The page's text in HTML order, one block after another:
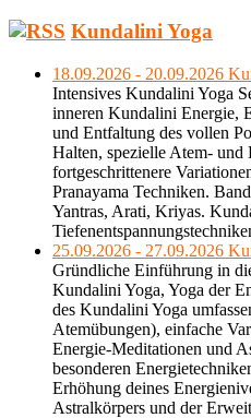
Kundalini Yoga
18.09.2026 - 20.09.2026
Intensives Kundalini Yoga
inneren Kundalini Energie,
und Entfaltung des vollen
Halten, spezielle Atem- und
fortgeschrittenere
Pranayama Techniken.
Yantras, Arati, Kriyas.
25.09.2026 - 27.09.2026
Gründliche Einführung in
Kundalini Yoga, Yoga der
des Kundalini Yoga
Atemübungen), einfache
Energie-Meditationen und
besonderen
Erhöhung deines
Astralkörpers und der